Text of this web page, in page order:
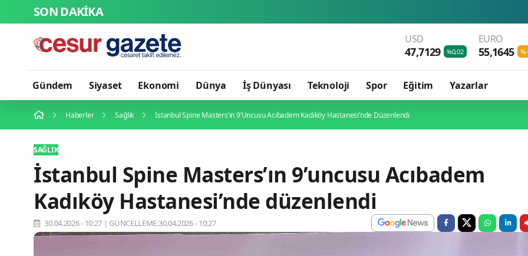
SON DAKİKA
USD
47,7129 %0,02
EURO
55,1645
Gündem Siyaset Ekonomi Dünya İş Dünyası Teknoloji Spor Eğitim Yazarlar
Haberler Sağlık İstanbul Spine Masters’ın 9’uncusu Acıbadem Kadıköy Hastanesi’nde Düzenlendi
SAĞLIK
İstanbul Spine Masters’ın 9’uncusu Acıbadem
Kadıköy Hastanesi’nde düzenlendi
30.04.2026 - 10:27 | GÜNCELLEME:30.04.2026 - 10:27